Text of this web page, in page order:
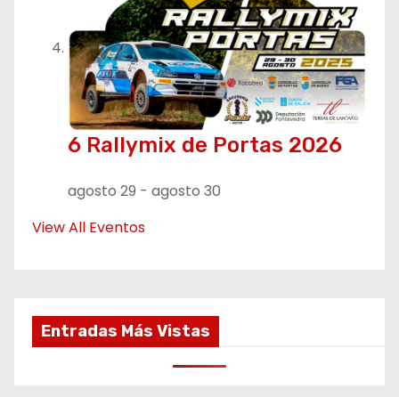
6 Rallymix de Portas 2026
agosto 29 - agosto 30
View All Eventos
Entradas Más Vistas